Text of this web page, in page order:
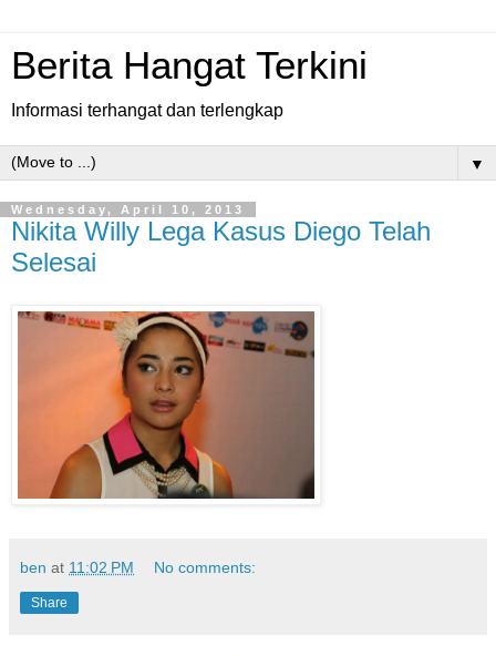
Berita Hangat Terkini
Informasi terhangat dan terlengkap
▼
Wednesday, April 10, 2013
Nikita Willy Lega Kasus Diego Telah
Selesai
ben at 11:02 PM No comments:
Share